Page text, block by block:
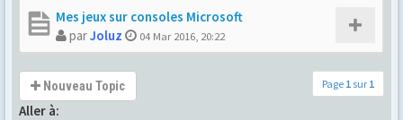
Mes jeux sur consoles Microsoft
parJoluz 04 Mar 2016, 20:22
Nouveau Topic Page 1 sur 1
Aller à: